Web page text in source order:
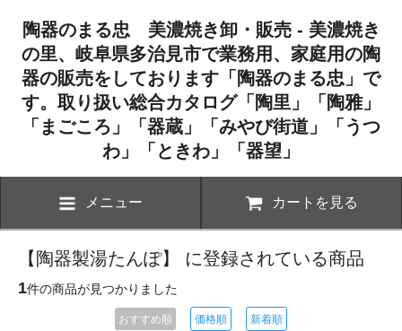
陶器のまる忠 美濃焼き卸・販売 - 美濃焼き
の里、岐阜県多治見市で業務用、家庭用の陶
器の販売をしております「陶器のまる忠」で
す。取り扱い総合カタログ「陶里」「陶雅」
「まごころ」「器蔵」「みやび街道」「うつ
わ」「ときわ」「器望」
メニュー カートを見る
【陶器製湯たんぽ】 に登録されている商品
1件の商品が見つかりました
おすすめ順 価格順 新着順